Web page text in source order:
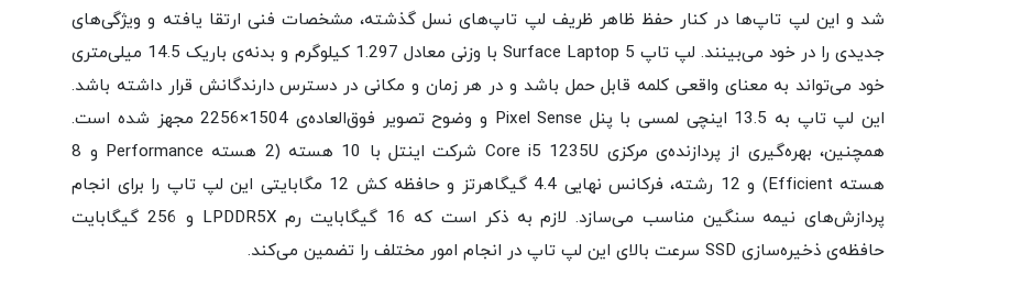
شد و این لپ تاپ‌ها در کنار حفظ ظاهر ظریف لپ تاپ‌های نسل گذشته، مشخصات فنی ارتقا یافته و ویژگی‌‌های
جدیدی را در خود می‌بینند. لپ تاپ Surface Laptop 5 با وزنی معادل 1.297 کیلوگرم و بدنه‌ی باریک 14.5 میلی‌متری
خود می‌تواند به معنای واقعی کلمه قابل حمل باشد و در هر زمان و مکانی در دسترس دارندگانش قرار داشته باشد.
این لپ تاپ به 13.5 اینچی لمسی با پنل Pixel Sense و وضوح تصویر فوق‌العاده‌ی 1504×2256 مجهز شده است.
همچنین، بهره‌گیری از پردازنده‌ی مرکزی Core i5 1235U شرکت اینتل با 10 هسته (2 هسته Performance و 8
هسته Efficient) و 12 رشته، فرکانس نهایی 4.4 گیگاهرتز و حافظه کش 12 مگابایتی این لپ تاپ را برای انجام
پردازش‌های نیمه سنگین مناسب می‌سازد. لازم به ذکر است که 16 گیگابایت رم LPDDR5X و 256 گیگابایت
حافظه‌ی ذخیره‌سازی SSD سرعت بالای این لپ تاپ در انجام امور مختلف را تضمین می‌کند.